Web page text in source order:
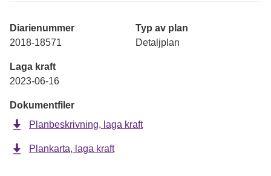
Diarienummer
2018-18571
Typ av plan
Detaljplan
Laga kraft
2023-06-16
Dokumentfiler
Planbeskrivning, laga kraft
Plankarta, laga kraft